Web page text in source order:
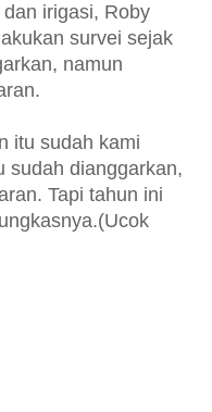
irigasi, Roby
survei sejak
namun
itu sudah kami
sudah dianggarkan,
Tapi tahun ini